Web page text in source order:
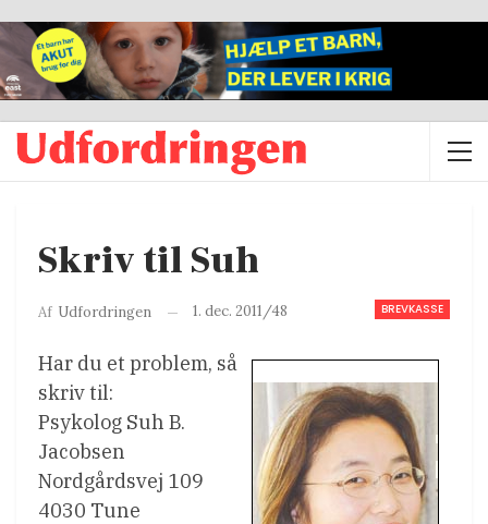
Skriv til Suh
BREVKASSE
Af Udfordringen 1. dec. 2011/48
Har du et problem, så
skriv til:
Psykolog Suh B.
Jacobsen
Nordgårdsvej 109
4030 Tune